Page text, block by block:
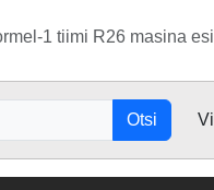
1 tiimi R26 masina
Otsi